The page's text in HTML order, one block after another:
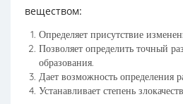
веществом:
Определяет присутствие
Позволяет определить точный
образования.
Дает возможность определения
Устанавливает степень